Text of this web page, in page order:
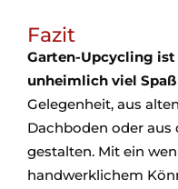
Fazit
Garten-Upcycling ist
unheimlich viel
Gelegenheit, aus
Dachboden oder aus
gestalten. Mit ein
handwerklichem